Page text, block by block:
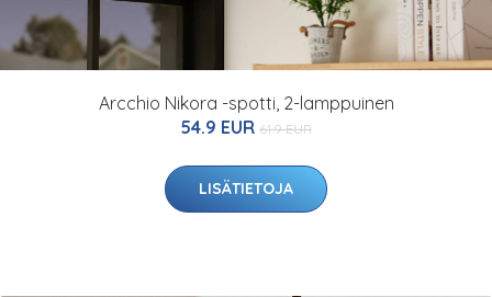
Arcchio Nikora -spotti, 2-lamppuinen
54.9 EUR 61.9 EUR
LISÄTIETOJA